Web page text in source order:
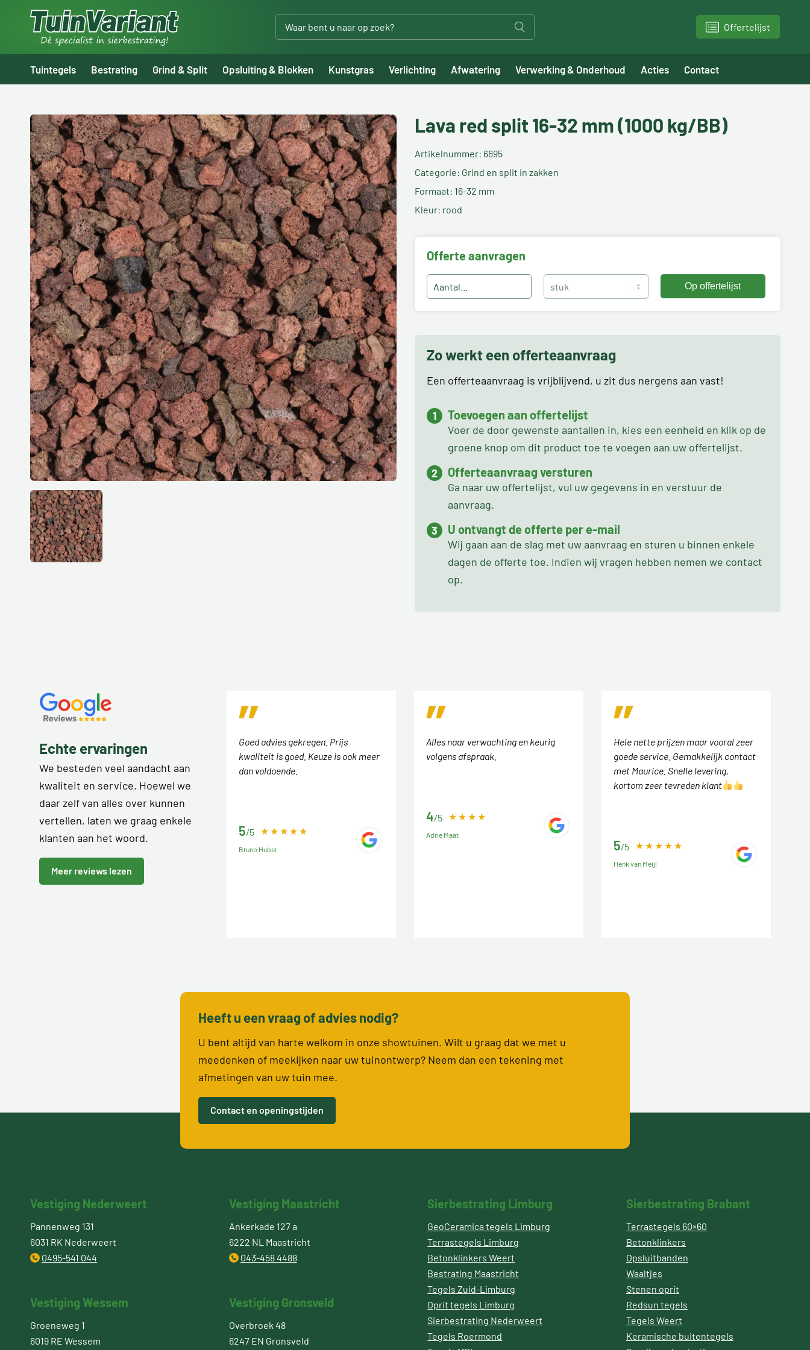
Offertelijst
Tuintegels Bestrating Grind & Split Opsluiting & Blokken Kunstgras Verlichting Afwatering Verwerking & Onderhoud Acties Contact
Lava red split 16-32 mm (1000 kg/BB)
Artikelnummer: 6695
Categorie: Grind en split in zakken
Formaat: 16-32 mm
Kleur: rood
Offerte aanvragen
Zo werkt een offerteaanvraag
Een offerteaanvraag is vrijblijvend, u zit dus nergens aan vast!
Toevoegen aan offertelijst
Voer de door gewenste aantallen in, kies een eenheid en klik op de
groene knop om dit product toe te voegen aan uw offertelijst.
Offerteaanvraag versturen
Ga naar uw offertelijst, vul uw gegevens in en verstuur de
aanvraag.
U ontvangt de offerte per e-mail
Wij gaan aan de slag met uw aanvraag en sturen u binnen enkele
dagen de offerte toe. Indien wij vragen hebben nemen we contact
op.
Echte ervaringen
We besteden veel aandacht aan
kwaliteit en service. Hoewel we
daar zelf van alles over kunnen
vertellen, laten we graag enkele
klanten aan het woord.
Meer reviews lezen
Goed advies gekregen. Prijs
kwaliteit is goed. Keuze is ook meer
dan voldoende.
5/5
Bruno Huber
Alles naar verwachting en keurig
volgens afspraak.
4/5
Adrie Maat
Hele nette prijzen maar vooral zeer
goede service. Gemakkelijk contact
met Maurice. Snelle levering,
kortom zeer tevreden klant
5/5
Henk van Meijl
Heeft u een vraag of advies nodig?
U bent altijd van harte welkom in onze showtuinen. Wilt u graag dat we met u
meedenken of meekijken naar uw tuinontwerp? Neem dan een tekening met
afmetingen van uw tuin mee.
Contact en openingstijden
Vestiging Nederweert
Pannenweg 131
6031 RK Nederweert
0495-541 044
Vestiging Wessem
Groeneweg 1
6019 RE Wessem
Vestiging Maastricht
Ankerkade 127 a
6222 NL Maastricht
043-458 4488
Vestiging Gronsveld
Overbroek 48
6247 EN Gronsveld
Sierbestrating Limburg
GeoCeramica tegels Limburg
Terrastegels Limburg
Betonklinkers Weert
Bestrating Maastricht
Tegels Zuid-Limburg
Oprit tegels Limburg
Sierbestrating Nederweert
Tegels Roermond
Sierbestrating Brabant
Terrastegels 60×60
Betonklinkers
Opsluitbanden
Waaltjes
Stenen oprit
Redsun tegels
Tegels Weert
Keramische buitentegels